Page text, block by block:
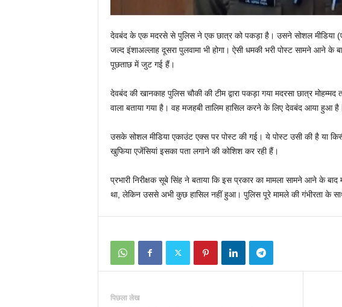
देवबंद के एक मदरसे से पुलिस ने एक छात्र को पकड़ा है। उसने सोशल मीडिया
जल्द इंशाअल्लाह दूसरा पुलवामा भी होगा। ऐसी धमकी भरी पोस्ट सामने आने के
पूछताछ में जुट गई हैं।
देवबंद की खानकाह पुलिस चौकी की टीम द्वारा पकड़ा गया मदरसा छात्र
वाला बताया गया है। वह मजहबी तालिम हासिल करने के लिए देवबंद आया हुआ
उसके सोशल मीडिया एकाउंट एक्स पर पोस्ट की गई। ये पोस्ट उसी की है या
खुफिया एजेंसियां इसका पता लगाने की कोशिश कर रही हैं।
प्रभारी निरीक्षक सूबे सिंह ने बताया कि इस प्रकार का मामला सामने आने के
था, लेकिन उससे अभी कुछ हासिल नहीं हुआ। पुलिस पूरे मामले की गंभीरता के
पिछला लेख